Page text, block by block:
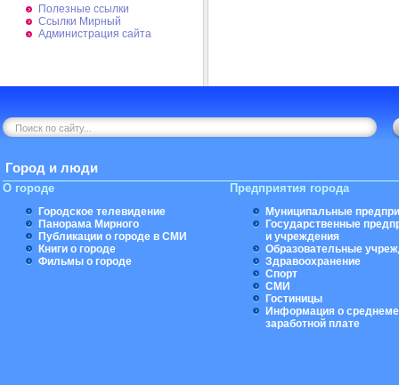
Полезные ссылки
Ссылки Мирный
Администрация сайта
Город и люди
О городе
Городское телевидение
Панорама Мирного
Публикации о городе в СМИ
Книги о городе
Фильмы о городе
Предприятия города
Муниципальные
Государственные
и учреждения
Образовательные
Здравоохранение
Спорт
СМИ
Гостиницы
Информация о
заработной плате